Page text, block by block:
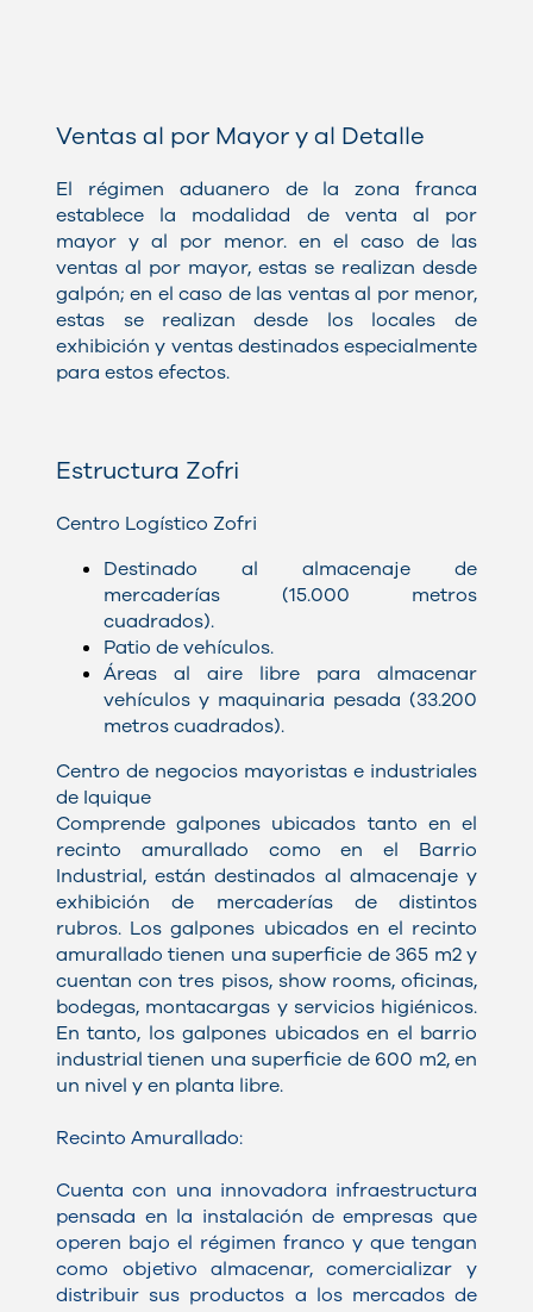
Ventas al por Mayor y al Detalle
El régimen aduanero de la zona franca
establece la modalidad de venta al por
mayor y al por menor. en el caso de las
ventas al por mayor, estas se realizan desde
galpón; en el caso de las ventas al por menor,
estas se realizan desde los locales de
exhibición y ventas destinados especialmente
para estos efectos.
Estructura Zofri
Centro Logístico Zofri
Destinado al almacenaje de
mercaderías (15.000 metros
cuadrados).
Patio de vehículos.
Áreas al aire libre para almacenar
vehículos y maquinaria pesada (33.200
metros cuadrados).
Centro de negocios mayoristas e industriales
de Iquique
Comprende galpones ubicados tanto en el
recinto amurallado como en el Barrio
Industrial, están destinados al almacenaje y
exhibición de mercaderías de distintos
rubros. Los galpones ubicados en el recinto
amurallado tienen una superficie de 365 m2 y
cuentan con tres pisos, show rooms, oficinas,
bodegas, montacargas y servicios higiénicos.
En tanto, los galpones ubicados en el barrio
industrial tienen una superficie de 600 m2, en
un nivel y en planta libre.
Recinto Amurallado:
Cuenta con una innovadora infraestructura
pensada en la instalación de empresas que
operen bajo el régimen franco y que tengan
como objetivo almacenar, comercializar y
distribuir sus productos a los mercados de